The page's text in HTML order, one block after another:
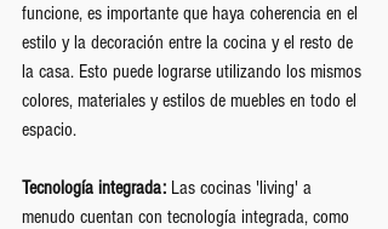
funcione, es importante que haya coherencia en el
estilo y la decoración entre la cocina y el resto de
la casa. Esto puede lograrse utilizando los mismos
colores, materiales y estilos de muebles en todo el
espacio.
Tecnología integrada: Las cocinas 'living' a
menudo cuentan con tecnología integrada, como